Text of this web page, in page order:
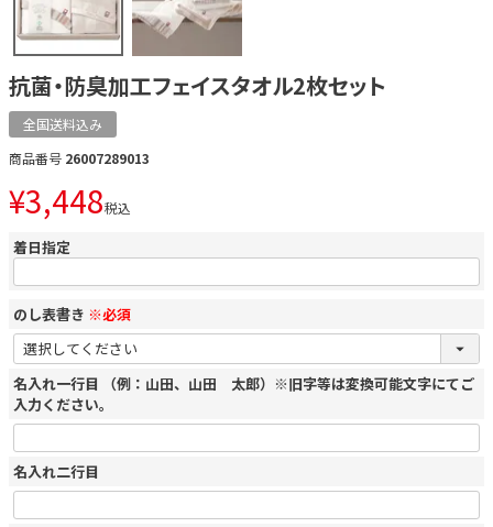
抗菌・防臭加工フェイスタオル2枚セット
全国送料込み
商品番号 26007289013
¥3,448税込
着日指定
のし表書き ※必須
名入れ一行目 （例：山田、山田 太郎）※旧字等は変換可能文字にてご
入力ください。
名入れ二行目